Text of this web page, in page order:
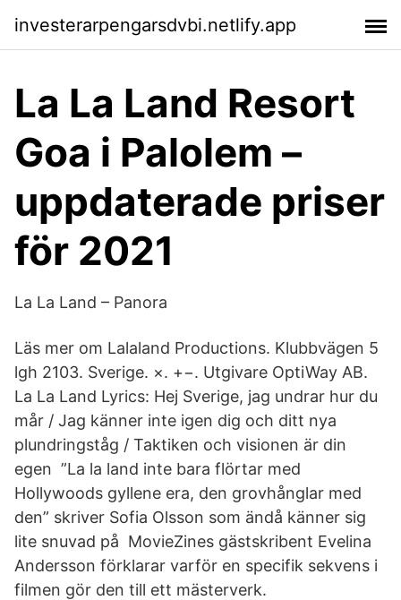
investerarpengarsdvbi.netlify.app
La La Land Resort
Goa i Palolem –
uppdaterade priser
för 2021
La La Land – Panora
Läs mer om Lalaland Productions. Klubbvägen 5
lgh 2103. Sverige. ×. +−. Utgivare OptiWay AB.
La La Land Lyrics: Hej Sverige, jag undrar hur du
mår / Jag känner inte igen dig och ditt nya
plundringståg / Taktiken och visionen är din
egen ”La la land inte bara flörtar med
Hollywoods gyllene era, den grovhånglar med
den” skriver Sofia Olsson som ändå känner sig
lite snuvad på MovieZines gästskribent Evelina
Andersson förklarar varför en specifik sekvens i
filmen gör den till ett mästerverk.